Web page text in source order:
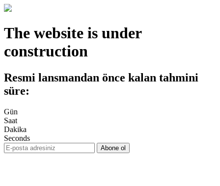
The website is under
construction
Resmi lansmandan önce kalan tahmini
süre:
Gün
Saat
Dakika
Seconds